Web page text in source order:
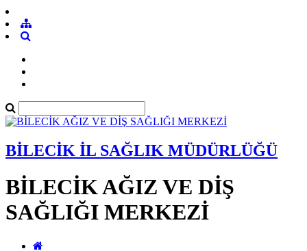
BİLECİK İL SAĞLIK MÜDÜRLÜĞÜ
BİLECİK AĞIZ VE DİŞ
SAĞLIĞI MERKEZİ